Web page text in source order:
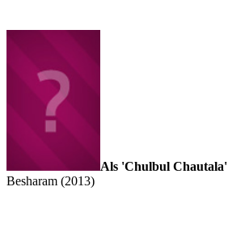
Als 'Chulbul Chautala'
Besharam (2013)